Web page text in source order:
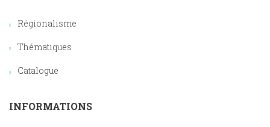
Régionalisme
Thématiques
Catalogue
INFORMATIONS